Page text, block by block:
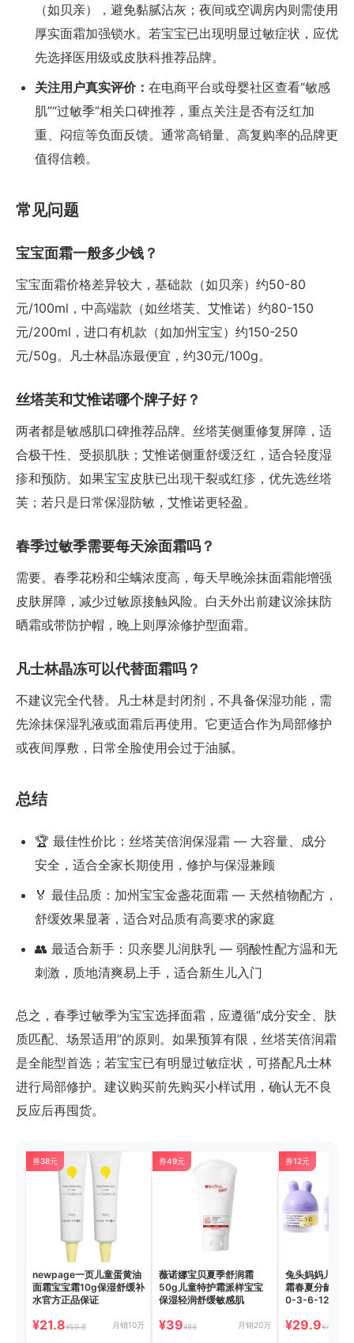
（如贝亲），避免黏腻沾灰；夜间或空调房内则需使用
厚实面霜加强锁水。若宝宝已出现明显过敏症状，应优
先选择医用级或皮肤科推荐品牌。
关注用户真实评价： 在电商平台或母婴社区查看“敏感
肌”“过敏季”相关口碑推荐，重点关注是否有泛红加
重、闷痘等负面反馈。通常高销量、高复购率的品牌更
值得信赖。
常见问题
宝宝面霜一般多少钱？
宝宝面霜价格差异较大，基础款（如贝亲）约50-80
元/100ml，中高端款（如丝塔芙、艾惟诺）约80-150
元/200ml，进口有机款（如加州宝宝）约150-250
元/50g。凡士林晶冻最便宜，约30元/100g。
丝塔芙和艾惟诺哪个牌子好？
两者都是敏感肌口碑推荐品牌。丝塔芙侧重修复屏障，适
合极干性、受损肌肤；艾惟诺侧重舒缓泛红，适合轻度湿
疹和预防。如果宝宝皮肤已出现干裂或红疹，优先选丝塔
芙；若只是日常保湿防敏，艾惟诺更轻盈。
春季过敏季需要每天涂面霜吗？
需要。春季花粉和尘螨浓度高，每天早晚涂抹面霜能增强
皮肤屏障，减少过敏原接触风险。白天外出前建议涂抹防
晒霜或带防护帽，晚上则厚涂修护型面霜。
凡士林晶冻可以代替面霜吗？
不建议完全代替。凡士林是封闭剂，不具备保湿功能，需
先涂抹保湿乳液或面霜后再使用。它更适合作为局部修护
或夜间厚敷，日常全脸使用会过于油腻。
总结
🏆 最佳性价比：丝塔芙倍润保湿霜 — 大容量、成分
安全，适合全家长期使用，修护与保湿兼顾
🏅 最佳品质：加州宝宝金盏花面霜 — 天然植物配方，
舒缓效果显著，适合对品质有高要求的家庭
👥 最适合新手：贝亲婴儿润肤乳 — 弱酸性配方温和无
刺激，质地清爽易上手，适合新生儿入门
总之，春季过敏季为宝宝选择面霜，应遵循“成分安全、肤
质匹配、场景适用”的原则。如果预算有限，丝塔芙倍润霜
是全能型首选；若宝宝已有明显过敏症状，可搭配凡士林
进行局部修护。建议购买前先购买小样试用，确认无不良
反应后再囤货。
券38元
newpage一页儿童蛋黄油
面霜宝宝霜10g保湿舒缓补
水官方正品保证
¥21.8¥59.8 月销10万
券49元
薇诺娜宝贝夏季舒润霜
50g儿童特护霜派样宝宝
保湿轻润舒缓敏感肌
¥39¥88 月销20万
券12元
兔头妈妈儿童
霜春夏分龄胎
0-3-6-12岁润
¥29.9¥41.9